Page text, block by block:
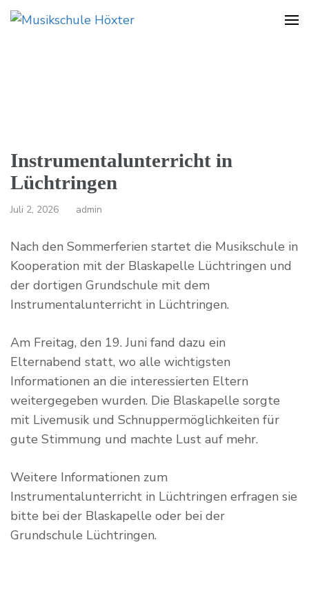
Instrumentalunterricht in
Lüchtringen
Juli 2, 2026 admin
Nach den Sommerferien startet die Musikschule in
Kooperation mit der Blaskapelle Lüchtringen und
der dortigen Grundschule mit dem
Instrumentalunterricht in Lüchtringen.
Am Freitag, den 19. Juni fand dazu ein
Elternabend statt, wo alle wichtigsten
Informationen an die interessierten Eltern
weitergegeben wurden. Die Blaskapelle sorgte
mit Livemusik und Schnuppermöglichkeiten für
gute Stimmung und machte Lust auf mehr.
Weitere Informationen zum
Instrumentalunterricht in Lüchtringen erfragen sie
bitte bei der Blaskapelle oder bei der
Grundschule Lüchtringen.